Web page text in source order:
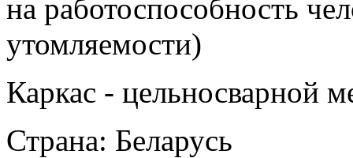
на работоспособность
утомляемости)
Каркас - цельносварной
Страна: Беларусь